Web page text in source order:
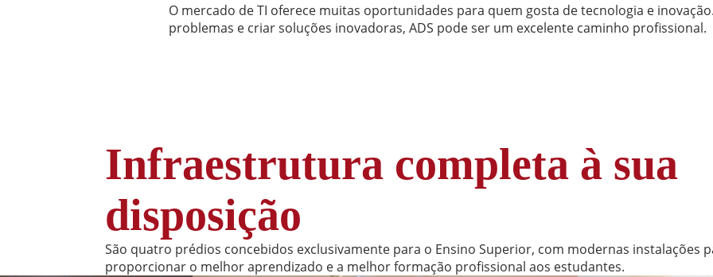
O mercado de TI oferece muitas oportunidades para quem gosta de tecnologia e
problemas e criar soluções inovadoras, ADS pode ser um excelente caminho profissional.
Infraestrutura completa à sua
disposição
São quatro prédios concebidos exclusivamente para o Ensino Superior, com modernas instalações
proporcionar o melhor aprendizado e a melhor formação profissional aos estudantes.